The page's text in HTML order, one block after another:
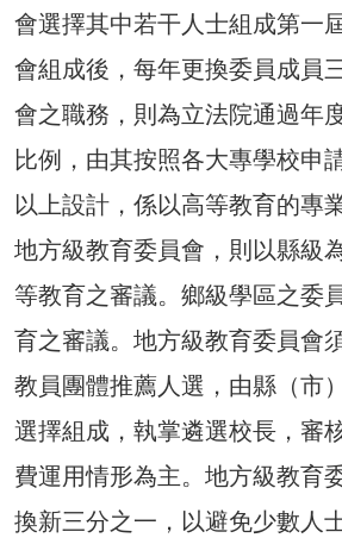
會選擇其中若干人士組成第一
會組成後，每年更換委員成員
會之職務，則為立法院通過年
比例，由其按照各大專學校申
以上設計，係以高等教育的專
地方級教育委員會，則以縣級
等教育之審議。鄉級學區之委
育之審議。地方級教育委員會
教員團體推薦人選，由縣（市
選擇組成，執掌遴選校長，審
費運用情形為主。地方級教育
換新三分之一，以避免少數人